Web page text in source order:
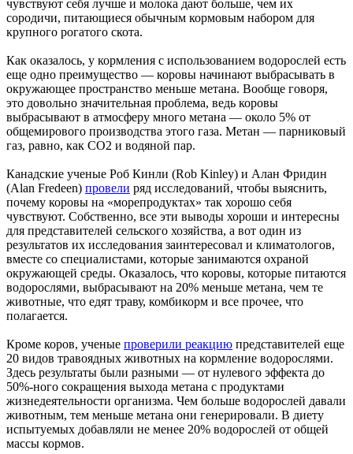
чувствуют себя лучше и молока дают больше, чем их
сородичи, питающиеся обычным кормовым набором для
крупного рогатого скота.
Как оказалось, у кормления с использованием водорослей есть
еще одно преимущество — коровы начинают выбрасывать в
окружающее пространство меньше метана. Вообще говоря,
это довольно значительная проблема, ведь коровы
выбрасывают в атмосферу много метана — около 5% от
общемирового производства этого газа. Метан — парниковый
газ, равно, как СО2 и водяной пар.
Канадские ученые Роб Кинли (Rob Kinley) и Алан Фридин
(Alan Fredeen) провели ряд исследований, чтобы выяснить,
почему коровы на «морепродуктах» так хорошо себя
чувствуют. Собственно, все эти выводы хороши и интересны
для представителей сельского хозяйства, а вот один из
результатов их исследования заинтересовал и климатологов,
вместе со специалистами, которые занимаются охраной
окружающей среды. Оказалось, что коровы, которые питаются
водорослями, выбрасывают на 20% меньше метана, чем те
животные, что едят траву, комбикорм и все прочее, что
полагается.
Кроме коров, ученые проверили реакцию представителей еще
20 видов травоядных животных на кормление водорослями.
Здесь результаты были разными — от нулевого эффекта до
50%-ного сокращения выхода метана с продуктами
жизнедеятельности организма. Чем больше водорослей давали
животным, тем меньше метана они генерировали. В диету
испытуемых добавляли не менее 20% водорослей от общей
массы кормов.